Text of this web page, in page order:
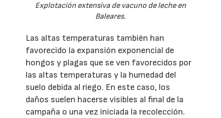
Explotación extensiva de vacuno de leche en
Baleares.
Las altas temperaturas también han
favorecido la expansión exponencial de
hongos y plagas que se ven favorecidos por
las altas temperaturas y la humedad del
suelo debida al riego. En este caso, los
daños suelen hacerse visibles al final de la
campaña o una vez iniciada la recolección.